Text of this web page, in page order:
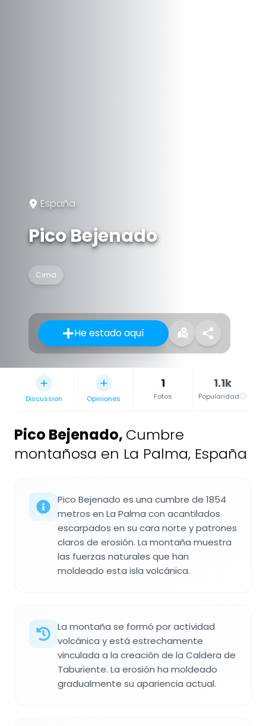
España
Pico Bejenado
Cima
He estado aquí
Discussion Opiniones
1
Fotos
1.1k
Popularidad
Pico Bejenado, Cumbre
montañosa en La Palma, España
Pico Bejenado es una cumbre de 1854
metros en La Palma con acantilados
escarpados en su cara norte y patrones
claros de erosión. La montaña muestra
las fuerzas naturales que han
moldeado esta isla volcánica.
La montaña se formó por actividad
volcánica y está estrechamente
vinculada a la creación de la Caldera de
Taburiente. La erosión ha moldeado
gradualmente su apariencia actual.